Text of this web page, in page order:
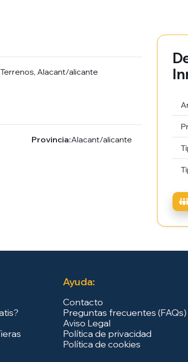
Alacant/alicante
Provincia:Alacant/alicante
Ayuda:
Contacto
Preguntas frecuentes (FAQs)
Aviso Legal
Política de privacidad
Política de cookies